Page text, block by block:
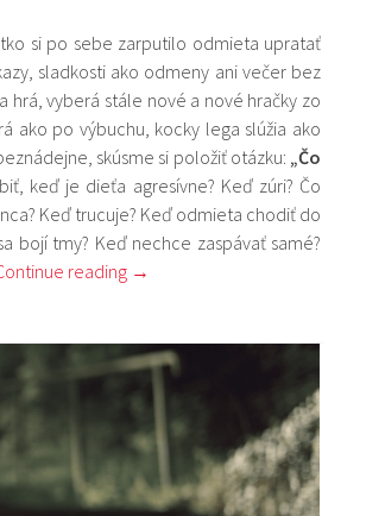
si po sebe zarputilo odmieta upratať
sladkosti ako odmeny ani večer bez
hrá, vyberá stále nové a nové hračky zo
ako po výbuchu, kocky lega slúžia ako
skúsme si položiť otázku: „Čo
keď je dieťa agresívne? Keď zúri? Čo
Keď trucuje? Keď odmieta chodiť do
bojí tmy? Keď nechce zaspávať samé?
reading →